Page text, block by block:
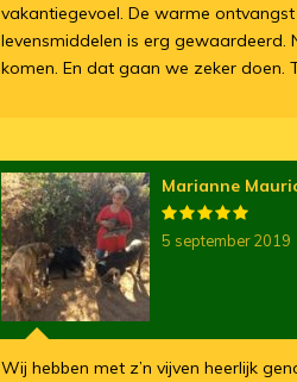
vakantiegevoel. De warme
levensmiddelen is erg
komen. En dat gaan we zeker doen.
Marianne
5 september 2019
Wij hebben met z’n vijven heerlijk